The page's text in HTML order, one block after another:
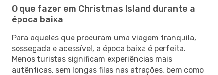
O que fazer em Christmas Island durante a
época baixa
Para aqueles que procuram uma viagem tranquila,
sossegada e acessível, a época baixa é perfeita.
Menos turistas significam experiências mais
autênticas, sem longas filas nas atrações, bem como